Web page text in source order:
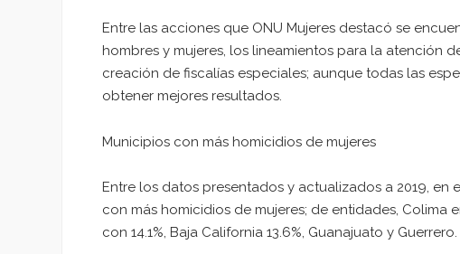
Entre las acciones que ONU Mujeres destacó se
hombres y mujeres, los lineamientos para la atención
creación de fiscalías especiales; aunque todas las
obtener mejores resultados.
Municipios con más homicidios de mujeres
Entre los datos presentados y actualizados a 2019,
con más homicidios de mujeres; de entidades, Colima
con 14.1%, Baja California 13.6%, Guanajuato y Guerrero.